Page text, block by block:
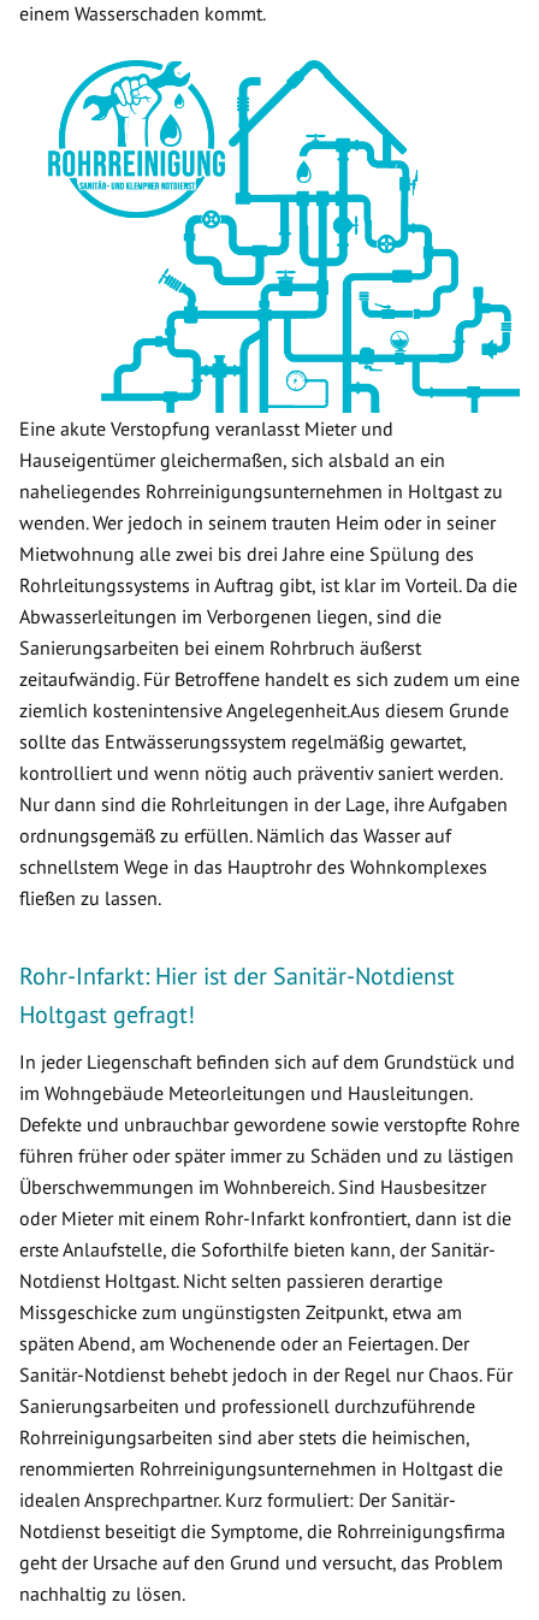
einem Wasserschaden kommt.
Eine akute Verstopfung veranlasst Mieter und
Hauseigentümer gleichermaßen, sich alsbald an ein
naheliegendes Rohrreinigungsunternehmen in Holtgast zu
wenden. Wer jedoch in seinem trauten Heim oder in seiner
Mietwohnung alle zwei bis drei Jahre eine Spülung des
Rohrleitungssystems in Auftrag gibt, ist klar im Vorteil. Da die
Abwasserleitungen im Verborgenen liegen, sind die
Sanierungsarbeiten bei einem Rohrbruch äußerst
zeitaufwändig. Für Betroffene handelt es sich zudem um eine
ziemlich kostenintensive Angelegenheit.Aus diesem Grunde
sollte das Entwässerungssystem regelmäßig gewartet,
kontrolliert und wenn nötig auch präventiv saniert werden.
Nur dann sind die Rohrleitungen in der Lage, ihre Aufgaben
ordnungsgemäß zu erfüllen. Nämlich das Wasser auf
schnellstem Wege in das Hauptrohr des Wohnkomplexes
fließen zu lassen.
Rohr-Infarkt: Hier ist der Sanitär-Notdienst
Holtgast gefragt!
In jeder Liegenschaft befinden sich auf dem Grundstück und
im Wohngebäude Meteorleitungen und Hausleitungen.
Defekte und unbrauchbar gewordene sowie verstopfte Rohre
führen früher oder später immer zu Schäden und zu lästigen
Überschwemmungen im Wohnbereich. Sind Hausbesitzer
oder Mieter mit einem Rohr-Infarkt konfrontiert, dann ist die
erste Anlaufstelle, die Soforthilfe bieten kann, der Sanitär-
Notdienst Holtgast. Nicht selten passieren derartige
Missgeschicke zum ungünstigsten Zeitpunkt, etwa am
späten Abend, am Wochenende oder an Feiertagen. Der
Sanitär-Notdienst behebt jedoch in der Regel nur Chaos. Für
Sanierungsarbeiten und professionell durchzuführende
Rohrreinigungsarbeiten sind aber stets die heimischen,
renommierten Rohrreinigungsunternehmen in Holtgast die
idealen Ansprechpartner. Kurz formuliert: Der Sanitär-
Notdienst beseitigt die Symptome, die Rohrreinigungsfirma
geht der Ursache auf den Grund und versucht, das Problem
nachhaltig zu lösen.